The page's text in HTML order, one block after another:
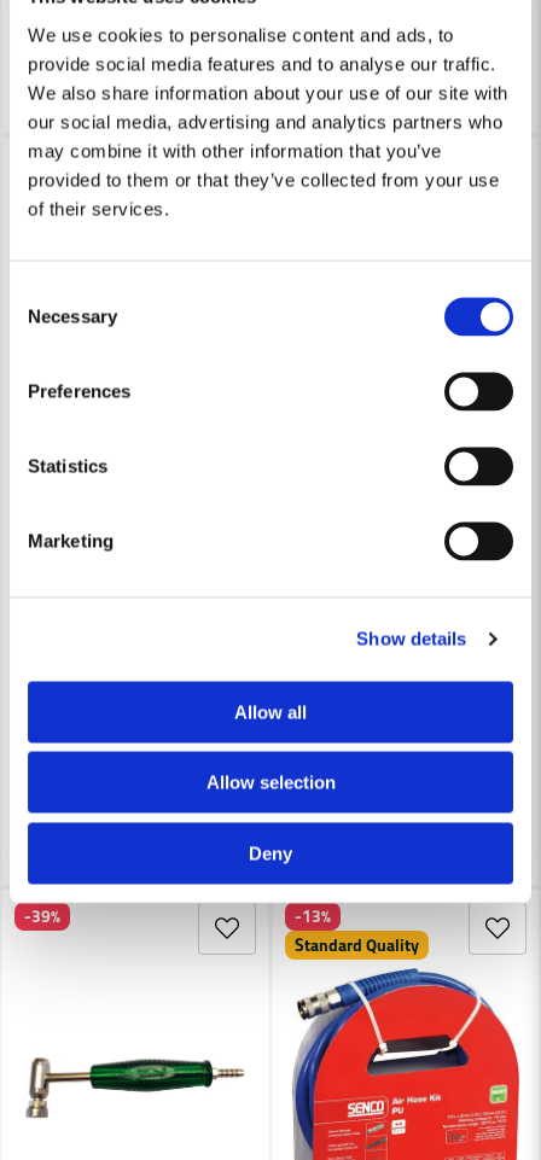
We use cookies to personalise content and ads, to
provide social media features and to analyse our traffic.
We also share information about your use of our site with
our social media, advertising and analytics partners who
may combine it with other information that you’ve
provided to them or that they’ve collected from your use
of their services.
Selection
Necessary
Preferences
Statistics
Marketing
Show details
Allow all
Allow selection
Deny
Finns i Webblager
Köp
Finns i Webblager
Köp
DeWalt DPN1664PP Dyckertpistol 25-64mm (1,6mm)
3 307 kr
2 422 kr
Köp
-27%
PELA Nippel för tryckluft 1/4"
15,2 kr
13 kr
Finns i Webblager
Köp
-14%
-39%
-13%
Standard Quality